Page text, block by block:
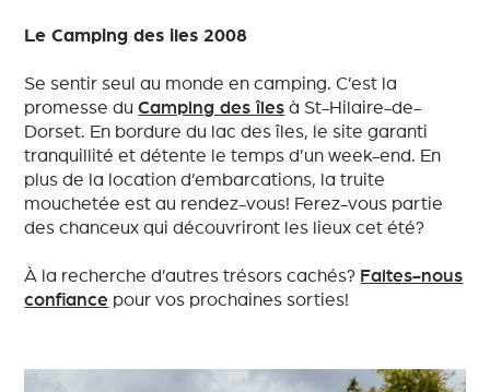
Le Camping des iles 2008
Se sentir seul au monde en camping. C’est la
promesse duCamping des îles à St-Hilaire-de-
Dorset. En bordure du lac des îles, le site garanti
tranquillité et détente le temps d’un week-end. En
plus de la location d’embarcations, la truite
mouchetée est au rendez-vous! Ferez-vous partie
des chanceux qui découvriront les lieux cet été?
À la recherche d’autres trésors cachés? Faites-nous
confiance pour vos prochaines sorties!